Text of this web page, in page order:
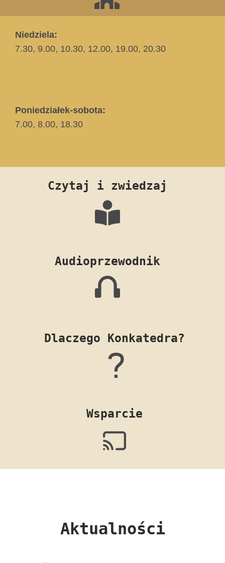
Niedziela:
7.30, 9.00, 10.30, 12.00, 19.00, 20.30
Poniedziałek-sobota:
7.00, 8.00, 18.30
Czytaj i zwiedzaj
Audioprzewodnik
Dlaczego Konkatedra?
Wsparcie
Aktualności